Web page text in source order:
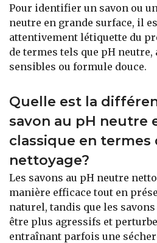
Pour identifier un savon ou
neutre en grande surface, il
attentivement létiquette du
de termes tels que pH neutre,
sensibles ou formule douce.
Quelle est la
savon au pH neutre
classique en
nettoyage?
Les savons au pH neutre
manière efficace tout en
naturel, tandis que les
être plus agressifs et
entraînant parfois une